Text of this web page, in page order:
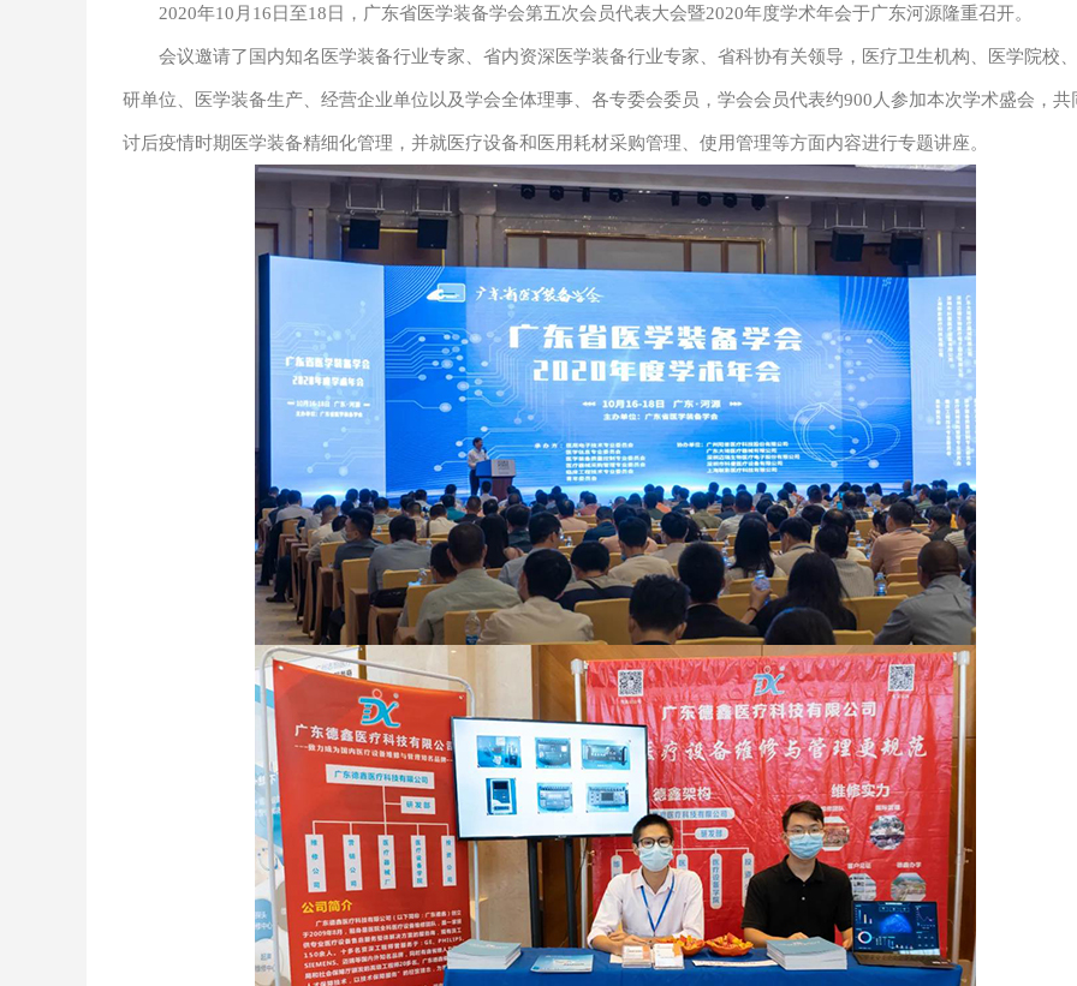
2020年10月16日至18日，广东省医学装备学会第五次会员代表大会暨2020年度学术年会于广东河源隆重召开。
会议邀请了国内知名医学装备行业专家、省内资深医学装备行业专家、省科协有关领导，医疗卫生机构、医学院校
研单位、医学装备生产、经营企业单位以及学会全体理事、各专委会委员，学会会员代表约900人参加本次学术盛会，共
讨后疫情时期医学装备精细化管理，并就医疗设备和医用耗材采购管理、使用管理等方面内容进行专题讲座。